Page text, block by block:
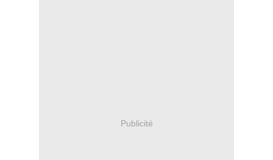
Publicité